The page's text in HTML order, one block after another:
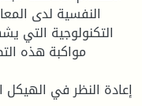
النفسية لدى
التكنولوجية التي
مواكبة هذه